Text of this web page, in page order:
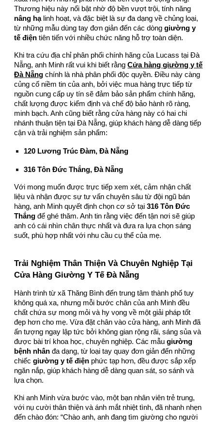
Thương hiệu này nổi bật nhờ độ bền vượt trội, tính năng
nâng hạlinh hoạt, và đặc biệt là sự đa dạng về chủng loại,
từ những mẫu dùng tay đơn giản đến các dònggiường y
tế điện tiên tiến với nhiều chức năng hỗ trợ toàn diện.
Khi tra cứu địa chỉ phân phối chính hãng của Lucass tại Đà
Nẵng, anh Minh rất vui khi biết rằngCửa hàng giường y tế
Đà Nẵng chính là nhà phân phối độc quyền. Điều này càng
củng cố niềm tin của anh, bởi việc mua hàng trực tiếp từ
nguồn cung cấp uy tín sẽ đảm bảo sản phẩm chính hãng,
chất lượng được kiểm định và chế độ bảo hành rõ ràng,
minh bạch. Anh cũng biết rằng cửa hàng này có hai chi
nhánh thuận tiện tại Đà Nẵng, giúp khách hàng dễ dàng tiếp
cận và trải nghiệm sản phẩm:
120 Lương Trúc Đàm, Đà Nẵng
316 Tôn Đức Thắng, Đà Nẵng
Với mong muốn được trực tiếp xem xét, cảm nhận chất
liệu và nhận được sự tư vấn chuyên sâu từ đội ngũ bán
hàng, anh Minh quyết định chọn cơ sở tại316 Tôn Đức
Thắng để ghé thăm. Anh tin rằng việc đến tận nơi sẽ giúp
anh có cái nhìn chân thực nhất và đưa ra lựa chọn sáng
suốt, phù hợp nhất với nhu cầu cụ thể của mẹ.
Trải Nghiệm Thân Thiện Và Chuyên Nghiệp Tại
Cửa Hàng Giường Y Tế Đà Nẵng
Hành trình từ xã Thăng Bình đến trung tâm thành phố tuy
không quá xa, nhưng mỗi bước chân của anh Minh đều
chất chứa sự mong mỏi và hy vọng về một giải pháp tốt
đẹp hơn cho mẹ. Vừa đặt chân vào cửa hàng, anh Minh đã
ấn tượng ngay lập tức bởi không gian rộng rãi, sáng sủa và
được bài trí khoa học, chuyên nghiệp. Các mẫugiường
bệnh nhân đa dạng, từ loại tay quay đơn giản đến những
chiếcgiường y tế điện phức tạp hơn, đều được sắp xếp
ngăn nắp, giúp khách hàng dễ dàng quan sát, so sánh và
lựa chọn.
Khi anh Minh vừa bước vào, một bạn nhân viên trẻ trung,
với nụ cười thân thiện và ánh mắt nhiệt tình, đã nhanh nhẹn
đến chào đón: “Chào anh, anh đang tìm giường cho người